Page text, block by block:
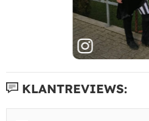
KLANTREVIEWS: